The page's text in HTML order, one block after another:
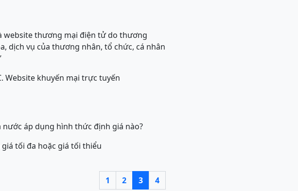
thương mại điện tử do thương
dịch vụ của thương nhân, tổ chức, cá nhân
Website khuyến mại trực tuyến
áp dụng hình thức định giá nào?
giá tối đa hoặc giá tối thiểu
1 2 3 4